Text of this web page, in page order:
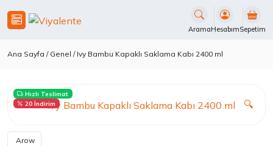
Geç
AramaHesabımSepetim
Ana Sayfa / Genel / Ivy Bambu Kapaklı Saklama Kabı 2400 ml
🔍
Arow
Hızlı Teslimat
20 İndirim